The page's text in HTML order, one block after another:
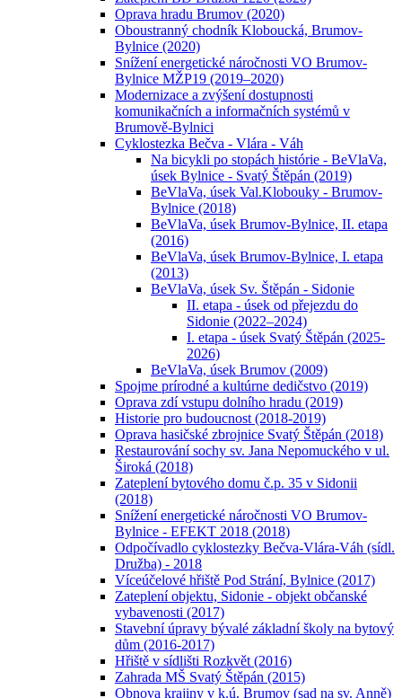
Oprava hradu Brumov (2020)
Oboustranný chodník Kloboucká, Brumov-
Bylnice (2020)
Snížení energetické náročnosti VO Brumov-
Bylnice MŽP19 (2019–2020)
Modernizace a zvýšení dostupnosti
komunikačních a informačních systémů v
Brumově-Bylnici
Cyklostezka Bečva - Vlára - Váh
Na bicykli po stopách histórie - BeVlaVa,
úsek Bylnice - Svatý Štěpán (2019)
BeVlaVa, úsek Val.Klobouky - Brumov-
Bylnice (2018)
BeVlaVa, úsek Brumov-Bylnice, II. etapa
(2016)
BeVlaVa, úsek Brumov-Bylnice, I. etapa
(2013)
BeVlaVa, úsek Sv. Štěpán - Sidonie
II. etapa - úsek od přejezdu do
Sidonie (2022–2024)
I. etapa - úsek Svatý Štěpán (2025-
2026)
BeVlaVa, úsek Brumov (2009)
Spojme prírodné a kultúrne dedičstvo (2019)
Oprava zdí vstupu dolního hradu (2019)
Historie pro budoucnost (2018-2019)
Oprava hasičské zbrojnice Svatý Štěpán (2018)
Restaurování sochy sv. Jana Nepomuckého v ul.
Široká (2018)
Zateplení bytového domu č.p. 35 v Sidonii
(2018)
Snížení energetické náročnosti VO Brumov-
Bylnice - EFEKT 2018 (2018)
Odpočívadlo cyklostezky Bečva-Vlára-Váh (sídl.
Družba) - 2018
Víceúčelové hřiště Pod Strání, Bylnice (2017)
Zateplení objektu, Sidonie - objekt občanské
vybavenosti (2017)
Stavební úpravy bývalé základní školy na bytový
dům (2016-2017)
Hřiště v sídlišti Rozkvět (2016)
Zahrada MŠ Svatý Štěpán (2015)
Obnova krajiny v k.ú. Brumov (sad na sv. Anně)